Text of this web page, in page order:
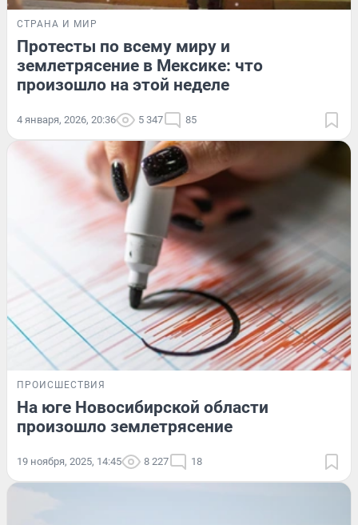
СТРАНА И МИР
Протесты по всему миру и
землетрясение в Мексике: что
произошло на этой неделе
4 января, 2026, 20:36 5 347 85
ПРОИСШЕСТВИЯ
На юге Новосибирской области
произошло землетрясение
19 ноября, 2025, 14:45 8 227 18